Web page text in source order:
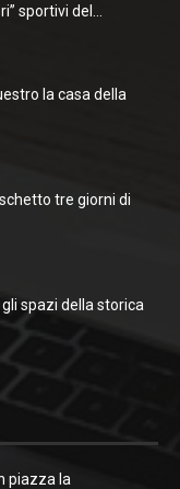
sportivi del...
la casa della
tre giorni di
spazi della storica
piazza la